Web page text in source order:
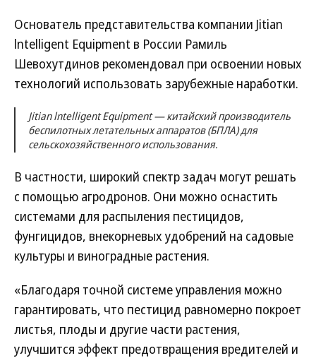
Основатель представительства компании Jitian
lntelligent Equipment в России Рамиль
Шевохутдинов рекомендовал при освоении новых
технологий использовать зарубежные наработки.
Jitian lntelligent Equipment — китайский производитель
беспилотных летательных аппаратов (БПЛА) для
сельскохозяйственного использования.
В частности, широкий спектр задач могут решать
с помощью агродронов. Они можно оснастить
системами для распыления пестицидов,
фунгицидов, внекорневых удобрений на садовые
культуры и виноградные растения.
«Благодаря точной системе управления можно
гарантировать, что пестицид равномерно покроет
листья, плоды и другие части растения,
улучшится эффект предотвращения вредителей и